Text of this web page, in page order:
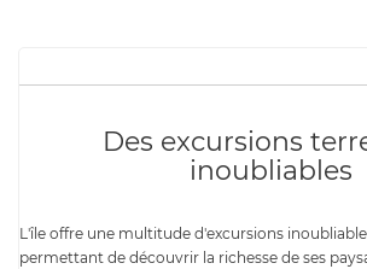
Des excursions
inoubliables
L'île offre une multitude d'excursions
permettant de découvrir la richesse de ses